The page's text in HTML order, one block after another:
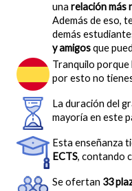
una relación más
Además de eso,
demás
y amigosque
Tranquilo porque
por esto no
La duración del
mayoría en este
Esta enseñanza
ECTS, contando
Se ofertan 33